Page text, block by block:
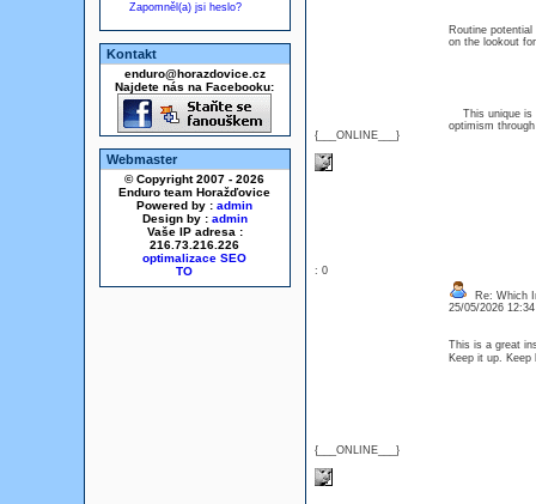
Zapomněl(a) jsi heslo?
Kontakt
enduro@horazdovice.cz
Najdete nás na Facebooku:
Webmaster
© Copyright 2007 - 2026
Enduro team Horažďovice
Powered by : admin
Design by : admin
Vaše IP adresa :
216.73.216.226
optimalizace SEO
{___ONLINE___}
Routine
on the lookout
This unique is
optimism
: 0
{___ONLINE___}
Re: Which
25/05/2026
This is a great
Keep it up.